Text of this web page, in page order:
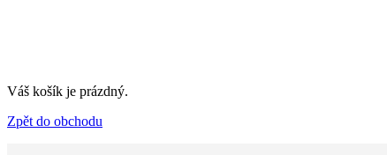
Váš košík je prázdný.
Zpět do obchodu